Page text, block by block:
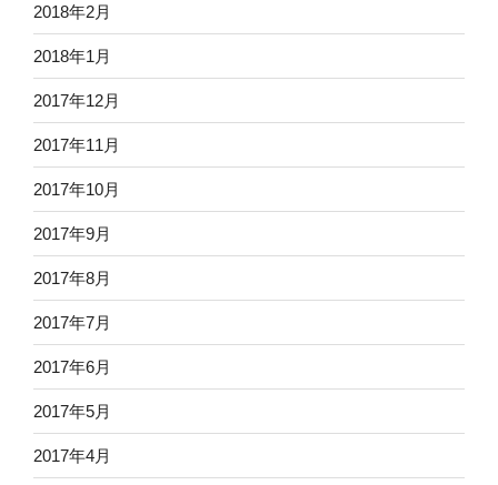
2018年2月
2018年1月
2017年12月
2017年11月
2017年10月
2017年9月
2017年8月
2017年7月
2017年6月
2017年5月
2017年4月